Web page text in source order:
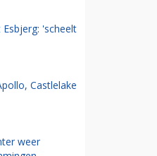
'scheelt
Castlelake
weer